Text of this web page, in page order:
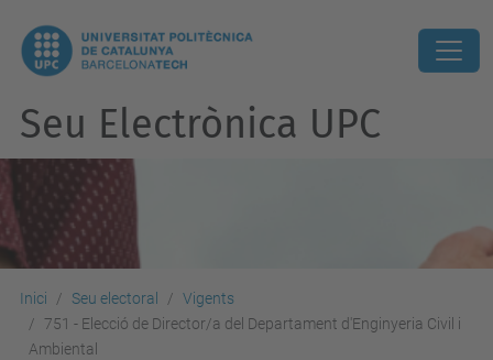
Seu Electrònica UPC
Inici Seu electoral
Vigents
751 - Elecció de Director/a del Departament d'Enginyeria Civil i
Ambiental